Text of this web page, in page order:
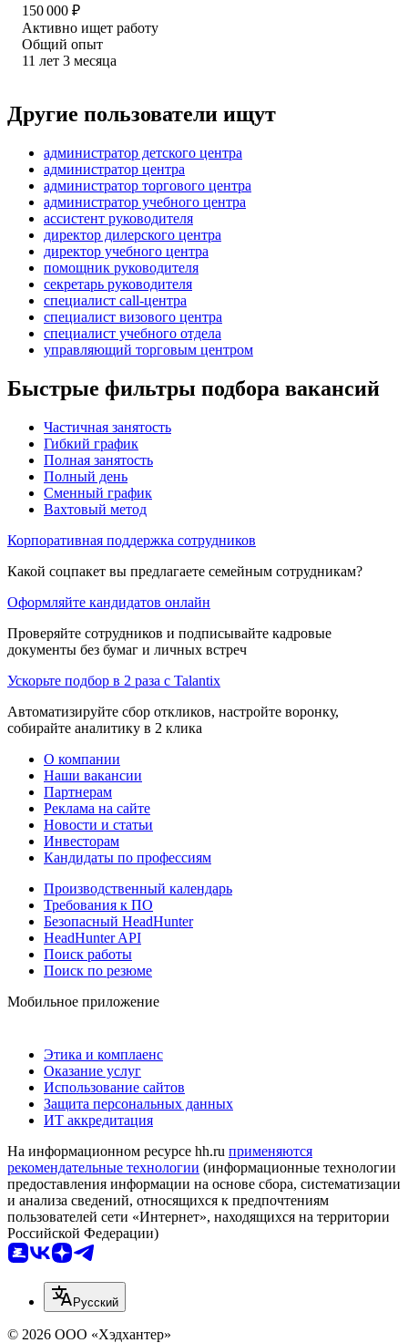
150 000 ₽
Активно ищет работу
Общий опыт
11 лет 3 месяца
Другие пользователи ищут
администратор детского центра
администратор центра
администратор торгового центра
администратор учебного центра
ассистент руководителя
директор дилерского центра
директор учебного центра
помощник руководителя
секретарь руководителя
специалист call-центра
специалист визового центра
специалист учебного отдела
управляющий торговым центром
Быстрые фильтры подбора вакансий
Частичная занятость
Гибкий график
Полная занятость
Полный день
Сменный график
Вахтовый метод
Корпоративная поддержка сотрудников
Какой соцпакет вы предлагаете семейным сотрудникам?
Оформляйте кандидатов онлайн
Проверяйте сотрудников и подписывайте кадровые
документы без бумаг и личных встреч
Ускорьте подбор в 2 раза с Talantix
Автоматизируйте сбор откликов, настройте воронку,
собирайте аналитику в 2 клика
О компании
Наши вакансии
Партнерам
Реклама на сайте
Новости и статьи
Инвесторам
Кандидаты по профессиям
Производственный календарь
Требования к ПО
Безопасный HeadHunter
HeadHunter API
Поиск работы
Поиск по резюме
Мобильное приложение
Этика и комплаенс
Оказание услуг
Использование сайтов
Защита персональных данных
ИТ аккредитация
На информационном ресурсе hh.ru применяются
рекомендательные технологии (информационные технологии
предоставления информации на основе сбора, систематизации
и анализа сведений, относящихся к предпочтениям
пользователей сети «Интернет», находящихся на территории
Российской Федерации)
Русский
© 2026 ООО «Хэдхантер»